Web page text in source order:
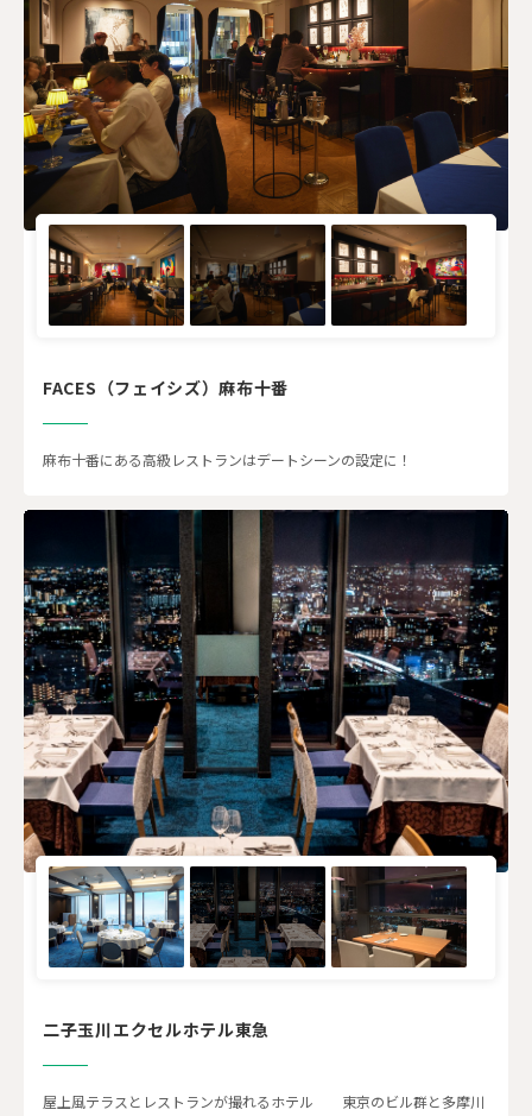
FACES（フェイシズ）麻布十番
麻布十番にある高級レストランはデートシーンの設定に！
二子玉川エクセルホテル東急
屋上風テラスとレストランが撮れるホテル 東京のビル群と多摩川